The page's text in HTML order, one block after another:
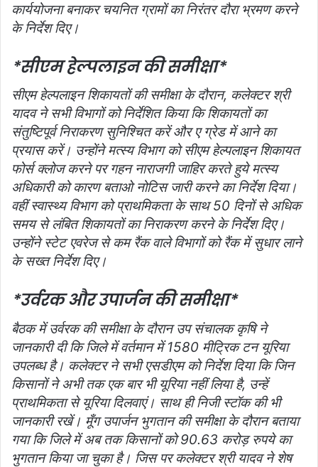
कार्ययोजना बनाकर चयनित ग्रामों का निरंतर दौरा भ्रमण करने
के निर्देश दिए।
*सीएम हेल्पलाइन की समीक्षा*
सीएम हेल्पलाइन शिकायतों की समीक्षा के दौरान, कलेक्टर श्री
यादव ने सभी विभागों को निर्देशित किया कि शिकायतों का
संतुष्टिपूर्व निराकरण सुनिश्चित करें और ए ग्रेड में आने का
प्रयास करें। उन्होंने मत्स्य विभाग को सीएम हेल्‍पलाइन शिकायत
फोर्स क्‍लोज करने पर गहन नाराजगी जाहिर करते हुये मत्‍स्‍य
अधिकारी को कारण बताओ नोटिस जारी करने का निर्देश दिया।
वहीं स्वास्थ्य विभाग को प्राथमिकता के साथ 50 दिनों से अधिक
समय से लंबित शिकायतों का निराकरण करने के निर्देश दिए।
उन्होंने स्‍टेट एवरेज से कम रैंक वाले विभागों को रैंक में सुधार लाने
के सख्‍त निर्देश दिए।
*उर्वरक और उपार्जन की समीक्षा*
बैठक में उर्वरक की समीक्षा के दौरान उप संचालक कृषि ने
जानकारी दी कि जिले में वर्तमान में 1580 मीट्रिक टन यूरिया
उपलब्ध है। कलेक्टर ने सभी एसडीएम को निर्देश दिया कि जिन
किसानों ने अभी तक एक बार भी यूरिया नहीं लिया है, उन्हें
प्राथमिकता से यूरिया दिलवाएं। साथ ही निजी स्टॉक की भी
जानकारी रखें। मूँग उपार्जन भुगतान की समीक्षा के दौरान बताया
गया कि जिले में अब तक किसानों को 90.63 करोड़ रुपये का
भुगतान किया जा चुका है। जिस पर कलेक्‍टर श्री यादव ने शेष